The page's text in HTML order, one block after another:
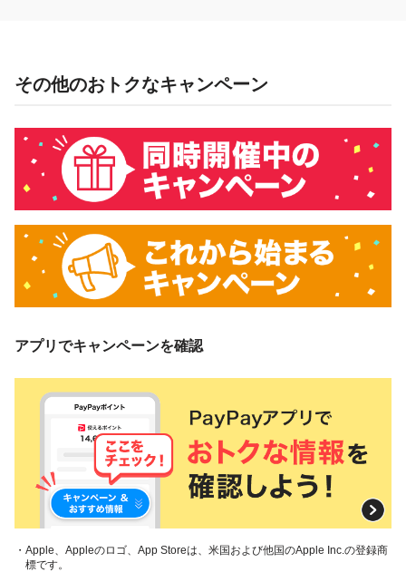
その他のおトクなキャンペーン
アプリでキャンペーンを確認
・Apple、Appleのロゴ、App Storeは、米国および他国のApple Inc.の登録商
標です。